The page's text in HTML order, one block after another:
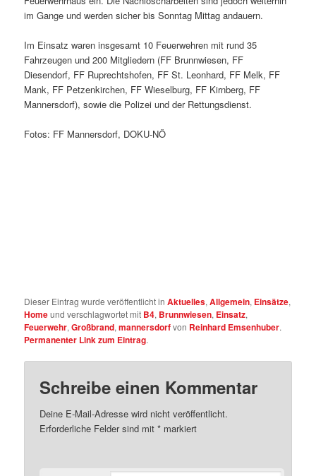
im Gange und werden sicher bis Sonntag Mittag andauern.
Im Einsatz waren insgesamt 10 Feuerwehren mit rund 35
Fahrzeugen und 200 Mitgliedern (FF Brunnwiesen, FF
Diesendorf, FF Ruprechtshofen, FF St. Leonhard, FF Melk, FF
Mank, FF Petzenkirchen, FF Wieselburg, FF Kirnberg, FF
Mannersdorf), sowie die Polizei und der Rettungsdienst.
Fotos: FF Mannersdorf, DOKU-NÖ
Dieser Eintrag wurde veröffentlicht inAktuelles,Allgemein, Einsätze,
Homeund verschlagwortet mit B4, Brunnwiesen, Einsatz,
Feuerwehr,Großbrand,mannersdorfvon Reinhard Emsenhuber.
Permanenter Link zum Eintrag.
Schreibe einen Kommentar
Deine E-Mail-Adresse wird nicht veröffentlicht.
Erforderliche Felder sind mit* markiert